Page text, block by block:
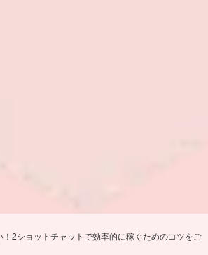
2ショットチャットで効率的に稼ぐためのコツをご